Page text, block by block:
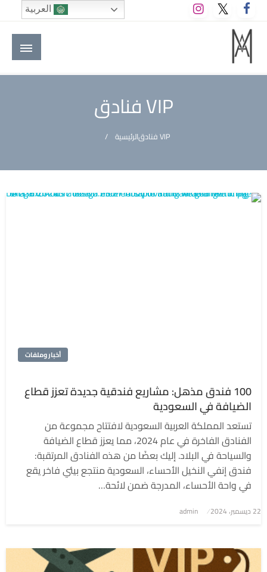
التخطي
إلى
المحتوى
M A hotels | إم ايه هوتيلز
الموقع الأول للعاملين في الفنادق في العالم العربي
VIP فنادق
الرئيسية VIP فنادق
أخبار وملفات
100 فندق مذهل: مشاريع فندقية جديدة تعزز قطاع
الضيافة في السعودية
تستعد المملكة العربية السعودية لافتتاح مجموعة من
الفنادق الفاخرة في عام 2024، مما يعزز قطاع الضيافة
والسياحة في البلاد. إليك بعضًا من هذه الفنادق المرتقبة:
فندق إنفي النخيل الأحساء، السعودية منتجع بيئي فاخر يقع
في واحة الأحساء، المدرجة ضمن لائحة…
نُشر
22 ديسمبر، 2024 admin
العربية